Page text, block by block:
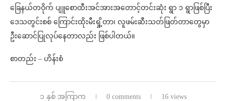
ခြေနယ်တဝိုက် ပျူစောထီးအင်အားအတောင့်တင်းဆုံး ရွာ ၁ ရွာဖြစ်ပြီး
ဒေသတွင်းစစ် ကြောင်းထိုးမီးရှို့တာ၊ လူဖမ်းဆီးသတ်ဖြတ်တာတွေမှာ
ဦးဆောင်ပြုလုပ်နေတာလည်း ဖြစ်ပါတယ်။
စာတည်း – ဟိန်းစံ
၁ နှစ် အကြာက 0 comments 16 views